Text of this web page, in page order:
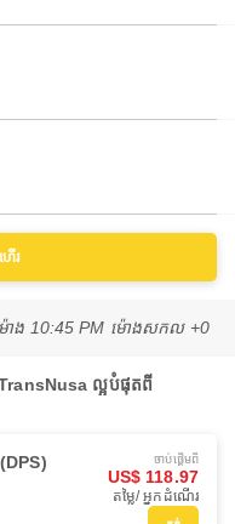
ើរ
ង 10:45 PM ម៉ោង​សកល +0
ល្អបំផុតពី
ចាប់ផ្ដើមពី
US$ 118.97
តម្លៃ/ អ្នកដំណើរ